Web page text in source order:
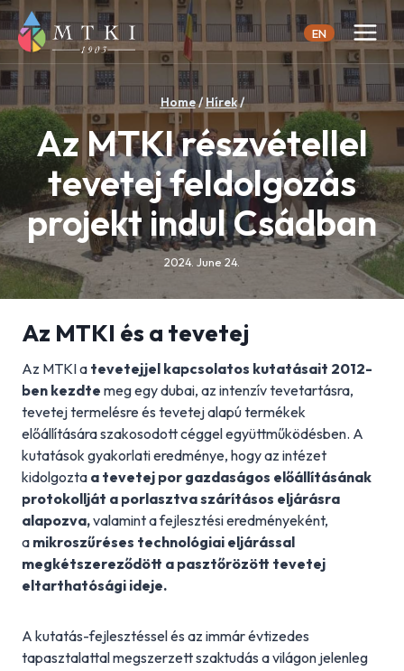
Skip
to
content
EN
Home/ Hírek/
Az MTKI részvétellel
tevetej feldolgozás
projekt indul Csádban
2024. June 24.
Az MTKI és a tevetej
Az MTKI a tevetejjel kapcsolatos kutatásait 2012-
ben kezdte meg egy dubai, az intenzív tevetartásra,
tevetej termelésre és tevetej alapú termékek
előállítására szakosodott céggel együttműködésben. A
kutatások gyakorlati eredménye, hogy az intézet
kidolgozta a tevetej por gazdaságos előállításának
protokollját a porlasztva szárításos eljárásra
alapozva,valamint a fejlesztési eredményeként,
a mikroszűréses technológiai eljárással
megkétszereződött a pasztőrözött tevetej
eltarthatósági ideje.
A kutatás-fejlesztéssel és az immár évtizedes
tapasztalattal megszerzett szaktudás a világon jelenleg